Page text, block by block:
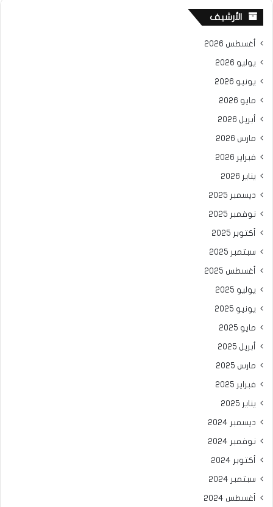
الأرشيف
أغسطس 2026
يوليو 2026
يونيو 2026
مايو 2026
أبريل 2026
مارس 2026
فبراير 2026
يناير 2026
ديسمبر 2025
نوفمبر 2025
أكتوبر 2025
سبتمبر 2025
أغسطس 2025
يوليو 2025
يونيو 2025
مايو 2025
أبريل 2025
مارس 2025
فبراير 2025
يناير 2025
ديسمبر 2024
نوفمبر 2024
أكتوبر 2024
سبتمبر 2024
أغسطس 2024